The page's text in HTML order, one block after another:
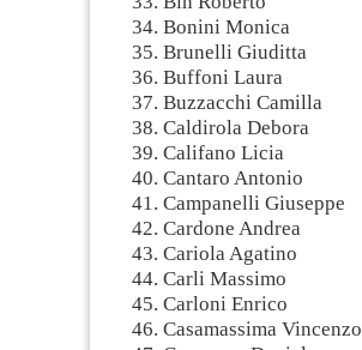
34. Bonini Monica
35. Brunelli Giuditta
36. Buffoni Laura
37. Buzzacchi Camilla
38. Caldirola Debora
39. Califano Licia
40. Cantaro Antonio
41. Campanelli Giuseppe
42. Cardone Andrea
43. Cariola Agatino
44. Carli Massimo
45. Carloni Enrico
46. Casamassima Vincenzo